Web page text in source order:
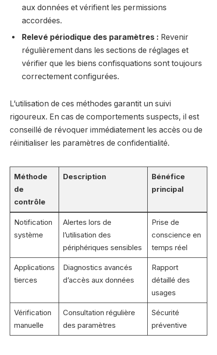
aux données et vérifient les permissions
accordées.
Relevé périodique des paramètres : Revenir
régulièrement dans les sections de réglages et
vérifier que les biens confisquations sont toujours
correctement configurées.
L’utilisation de ces méthodes garantit un suivi
rigoureux. En cas de comportements suspects, il est
conseillé de révoquer immédiatement les accès ou de
réinitialiser les paramètres de confidentialité.
Méthode
de
contrôle
Description
Bénéfice
principal
Notification
système
Alertes lors de
l’utilisation des
périphériques sensibles
Prise de
conscience en
temps réel
Applications
tierces
Diagnostics avancés
d’accès aux données
Rapport
détaillé des
usages
Vérification
manuelle
Consultation régulière
des paramètres
Sécurité
préventive